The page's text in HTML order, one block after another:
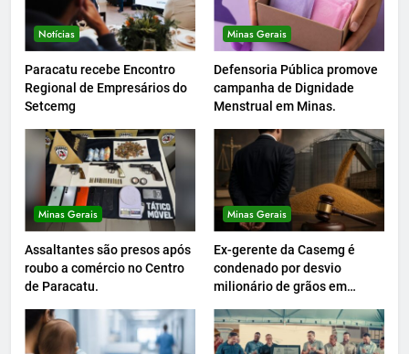
Notícias
Paracatu recebe Encontro
Regional de Empresários do
Setcemg
Minas Gerais
Defensoria Pública promove
campanha de Dignidade
Menstrual em Minas.
Minas Gerais
Assaltantes são presos após
roubo a comércio no Centro
de Paracatu.
Minas Gerais
Ex-gerente da Casemg é
condenado por desvio
milionário de grãos em